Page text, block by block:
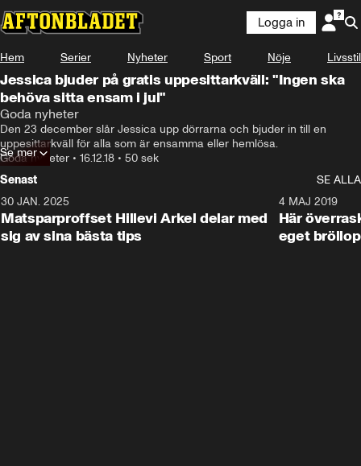
Logga in
Hem Serier Nyheter Sport Nöje Livsstil
Jessica bjuder på gratis uppesittarkväll: "Ingen ska
behöva sitta ensam i jul"
Goda nyheter
Den 23 december slår Jessica upp dörrarna och bjuder in till en
uppesittarkväll för alla som är ensamma eller hemlösa.
Goda nyheter • 16.12.18 • 50 sek
Se mer
Senast
SE ALLA
30 JAN. 2025
Matsparproffset Hillevi Arkel delar med
sig av sina bästa tips
4 MAJ 2019
Här
eget bröllop